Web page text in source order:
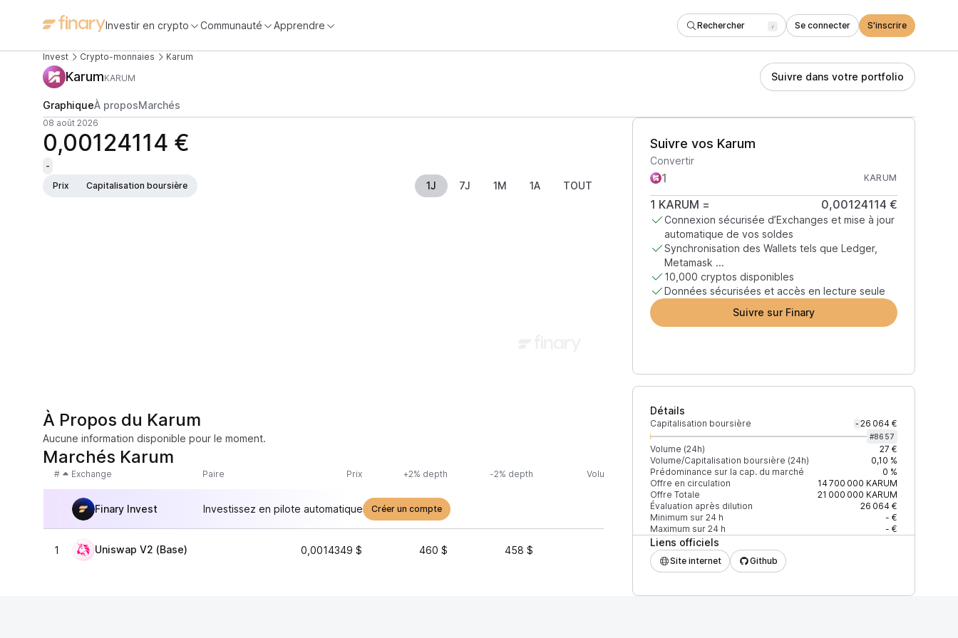
Investir en crypto Communauté Apprendre Rechercher / Se connecter S'inscrire
Invest Crypto-monnaies Karum
KarumKARUM Suivre dans votre portfolio
GraphiqueÀ proposMarchés
08 août 2026
0,00124114 €
-
Prix
Capitalisation boursière 1J 7J 1M 1A TOUT
Suivre vos Karum
Convertir
KARUM
1 KARUM = 0,00124114 €
Connexion sécurisée d’Exchanges et mise à jour
automatique de vos soldes
Synchronisation des Wallets tels que Ledger,
Metamask ...
10,000 cryptos disponibles
Données sécurisées et accès en lecture seule
Suivre sur Finary
Détails
Capitalisation boursière - 26 064 €
#8657
Volume (24h)
27 €
Volume/Capitalisation boursière (24h)
0,10 %
Prédominance sur la cap. du marché
0 %
Offre en circulation
14 700 000 KARUM
Offre Totale
21 000 000 KARUM
Évaluation après dilution
26 064 €
Minimum sur 24 h
- €
Maximum sur 24 h
- €
Liens officiels
Site internet Github
À Propos du Karum
Aucune information disponible pour le moment.
Marchés Karum
# Exchange Paire Prix +2% depth -2% depth Volume (24h) % du volume Confiance Mis à jour
Finary Invest Investissez en pilote automatique Créer un compte
1 Uniswap V2 (Base) 0,0014349 $ 460 $ 458 $ 100 % ÉLEVÉE